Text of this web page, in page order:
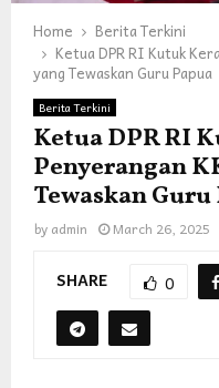
Home
Berita Terkini
Ketua DPR RI Kutuk
yang Tewaskan Guru Papua
Berita Terkini
Ketua DPR RI
Penyerangan
Tewaskan Guru
by admin March 26, 2025
SHARE 0